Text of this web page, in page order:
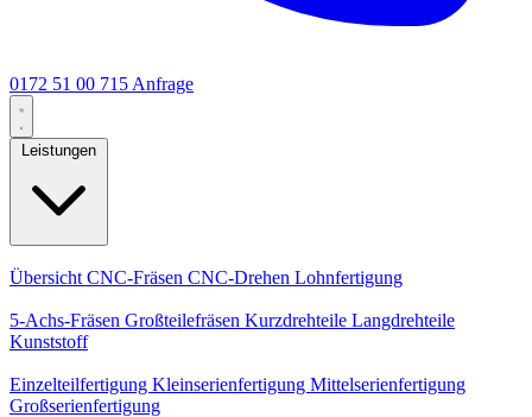
0172 51 00 715 Anfrage
Leistungen
Übersicht CNC-Fräsen CNC-Drehen Lohnfertigung
5-Achs-Fräsen Großteilefräsen Kurzdrehteile Langdrehteile
Kunststoff
Einzelteilfertigung Kleinserienfertigung Mittelserienfertigung
Großserienfertigung